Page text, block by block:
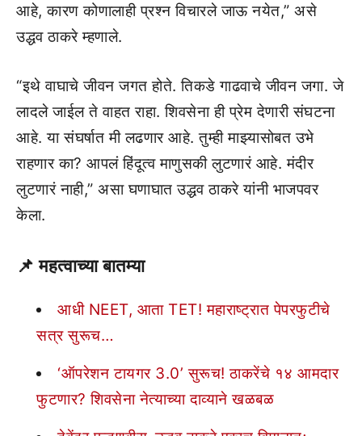
आहे, कारण कोणालाही प्रश्न विचारले जाऊ नयेत,” असे
उद्धव ठाकरे म्हणाले.
“इथे वाघाचे जीवन जगत होते. तिकडे गाढवाचे जीवन जगा. जे
लादले जाईल ते वाहत राहा. शिवसेना ही प्रेम देणारी संघटना
आहे. या संघर्षात मी लढणार आहे. तुम्ही माझ्यासोबत उभे
राहणार का? आपलं हिंदूत्व माणुसकी लुटणारं आहे. मंदीर
लुटणारं नाही,” असा घणाघात उद्धव ठाकरे यांनी भाजपवर
केला.
📌महत्वाच्या बातम्या
आधी NEET, आता TET! महाराष्ट्रात पेपरफुटीचे
सत्र सुरूच…
‘ऑपरेशन टायगर 3.0’ सुरूच! ठाकरेंचे १४ आमदार
फुटणार? शिवसेना नेत्याच्या दाव्याने खळबळ